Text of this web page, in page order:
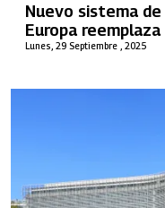
Lunes, 29 Septiembre , 2025
Nuevo sistema
Europa